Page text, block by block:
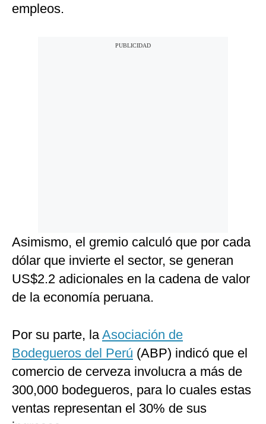
empleos.
Asimismo, el gremio calculó que por cada
dólar que invierte el sector, se generan
US$2.2 adicionales en la cadena de valor
de la economía peruana.
Por su parte, laAsociación de
Bodegueros del Perú (ABP) indicó que el
comercio de cerveza involucra a más de
300,000 bodegueros, para lo cuales estas
ventas representan el 30% de sus